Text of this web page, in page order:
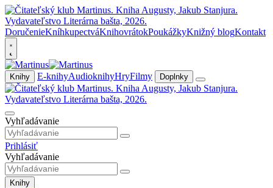
DoručenieKníhkupectváKnihovrátokPoukážkyKnižný blogKontakt
Knihy E-knihyAudioknihyHryFilmy Doplnky
Vyhľadávanie
Prihlásiť
Vyhľadávanie
Knihy